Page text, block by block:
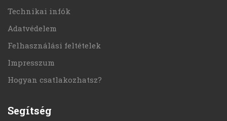
Technikai infók
Adatvédelem
Felhasználási feltételek
Impresszum
Hogyan csatlakozhatsz?
Segítség